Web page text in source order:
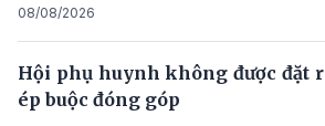
08/08/2026
Hội phụ huynh không được đặt
ép buộc đóng góp